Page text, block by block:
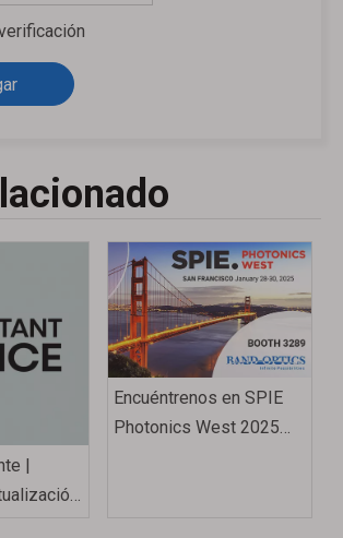
|
Encuéntrenos en SPIE
Photonics West 2025